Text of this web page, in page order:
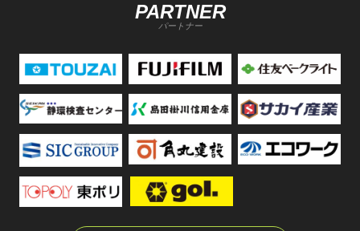
PARTNER
パートナー